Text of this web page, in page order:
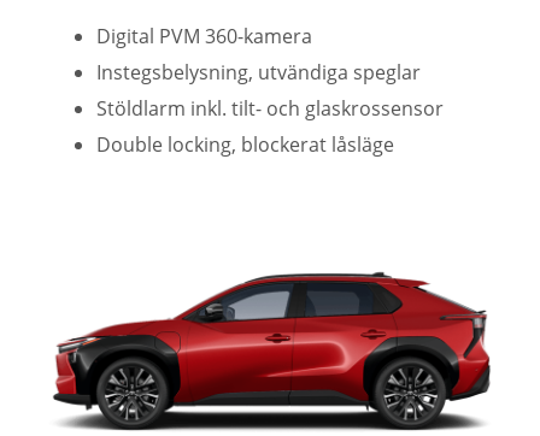
Digital PVM 360-kamera
Instegsbelysning, utvändiga speglar
Stöldlarm inkl. tilt- och glaskrossensor
Double locking, blockerat låsläge